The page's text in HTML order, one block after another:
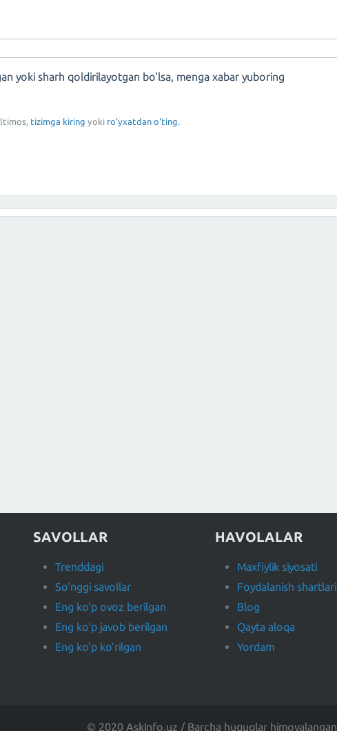
yoki sharh qoldirilayotgan bo'lsa, menga xabar yuboring
tizimga kiring yoki ro'yxatdan o'ting.
SAVOLLAR
Trenddagi
So'nggi savollar
Eng ko'p ovoz berilgan
Eng ko'p javob berilgan
Eng ko'p ko'rilgan
HAVOLALAR
Maxfiylik siyosati
Foydalanish shartlari
Blog
Qayta aloqa
Yordam
© 2020 AskInfo.uz / Barcha huquqlar himoyalangan